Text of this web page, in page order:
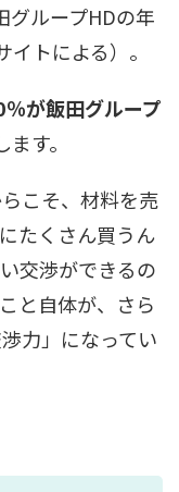
グループHDの年
トによる）。
が飯田グループ
す。
こそ、材料を売
たくさん買うん
交渉ができるの
と自体が、さら
力」になってい